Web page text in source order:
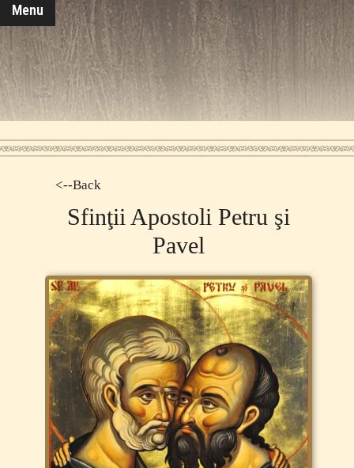
Menu
<--Back
Sfinţii Apostoli Petru şi
Pavel